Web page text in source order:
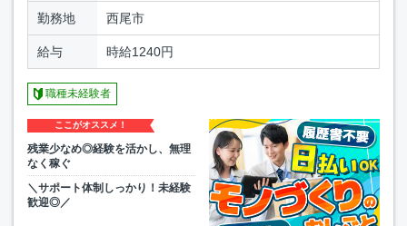
勤務地 西尾市
給与 時給1240円
職種未経験者
ここがオススメ！
残業少なめ◎経験を活かし、無理
なく稼ぐ
＼サポート体制しっかり！未経験
歓迎◎／